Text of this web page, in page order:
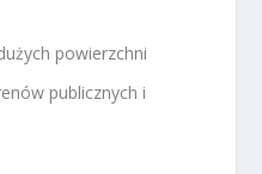
powierzchni
publicznych i